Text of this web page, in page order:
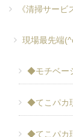
《清掃サービ
現場最先端
◆モチベー
◆てこパカ
◆てこパカ